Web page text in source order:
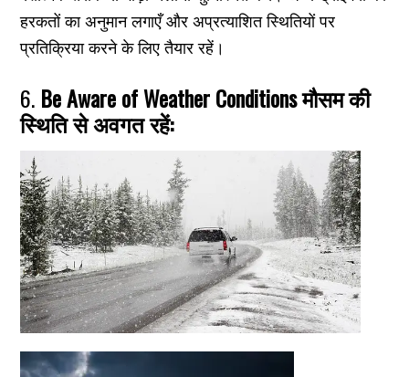
हरकतों का अनुमान लगाएँ और अप्रत्याशित स्थितियों पर
प्रतिक्रिया करने के लिए तैयार रहें।
6. Be Aware of Weather Conditions मौसम की
स्थिति से अवगत रहें: